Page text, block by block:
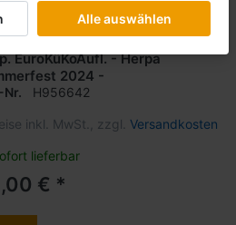
Seis / Hot Rod, MAN TGX GX
EuroKüKoAufl. - Herpa
2024 -
H956642
inkl. MwSt., zzgl. Versandkosten
lieferbar
€ *
Alle auswählen